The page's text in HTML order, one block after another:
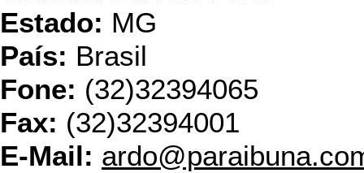
Estado: MG
País: Brasil
Fone: (32)32394065
Fax: (32)32394001
E-Mail: